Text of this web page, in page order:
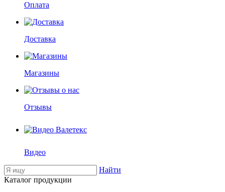
Оплата
Доставка
Магазины
Отзывы
Видео
Найти
Каталог продукции